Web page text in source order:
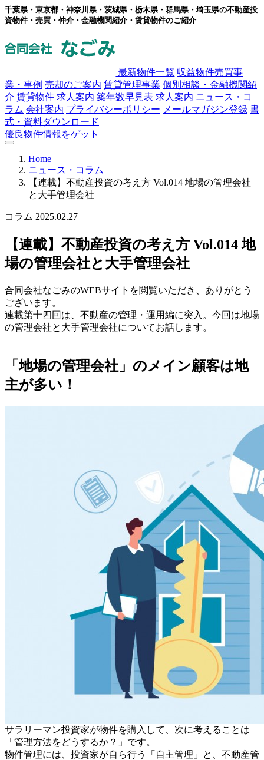
千葉県・東京都・神奈川県・茨城県・栃木県・群馬県・埼玉県の不動産投
資物件・売買・仲介・金融機関紹介・賃貸物件のご紹介
最新物件一覧 収益物件売買事
業・事例 売却のご案内 賃貸管理事業 個別相談・金融機関紹
介 賃貸物件 求人案内 築年数早見表 求人案内 ニュース・コ
ラム 会社案内 プライバシーポリシー メールマガジン登録 書
式・資料ダウンロード
優良物件情報をゲット
Home
ニュース・コラム
【連載】不動産投資の考え方 Vol.014 地場の管理会社
と大手管理会社
コラム 2025.02.27
【連載】不動産投資の考え方 Vol.014 地
場の管理会社と大手管理会社
合同会社なごみのWEBサイトを閲覧いただき、ありがとう
ございます。
連載第十四回は、不動産の管理・運用編に突入。今回は地場
の管理会社と大手管理会社についてお話します。
「地場の管理会社」のメイン顧客は地
主が多い！
サラリーマン投資家が物件を購入して、次に考えることは
「管理方法をどうするか？」です。
物件管理には、投資家が自ら行う「自主管理」と、不動産管